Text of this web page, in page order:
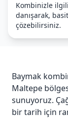
Kombinizle
danışarak,
çözebilirsiniz.
Baymak
Maltepe
sunuyoruz.
bir tarih için